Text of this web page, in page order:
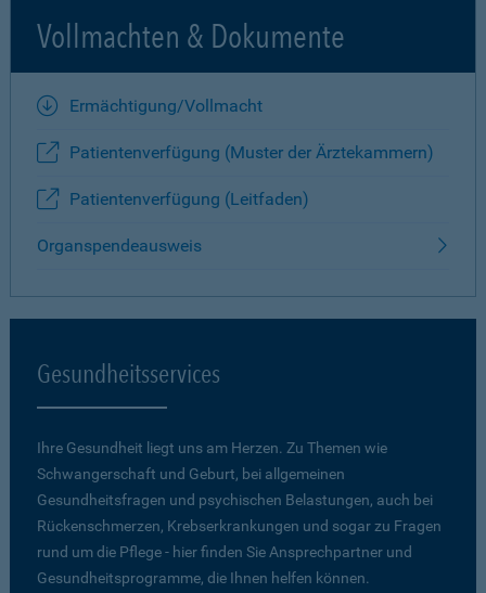
Vollmachten & Dokumente
Ermächtigung/Vollmacht
Patientenverfügung (Muster der Ärztekammern)
Patientenverfügung (Leitfaden)
Organspendeausweis
Gesundheitsservices
Ihre Gesundheit liegt uns am Herzen. Zu Themen wie
Schwangerschaft und Geburt, bei allgemeinen
Gesundheitsfragen und psychischen Belastungen, auch bei
Rückenschmerzen, Krebserkrankungen und sogar zu Fragen
rund um die Pflege - hier finden Sie Ansprechpartner und
Gesundheitsprogramme, die Ihnen helfen können.